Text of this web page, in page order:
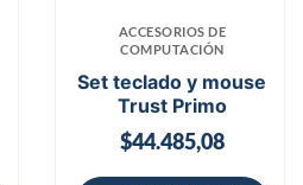
ACCESORIOS DE
COMPUTACIÓN
Set teclado y mouse
Trust Primo
$44.485,08